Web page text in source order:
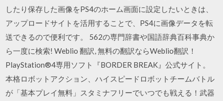
したり保存した画像をPS4のホーム画面に設定したいときは、
アップロードサイトを活用することで、PS4に画像データを転
送できるので便利です。 562の専門辞書や国語辞典百科事典か
ら一度に検索! Weblio 翻訳, 無料の翻訳ならWeblio翻訳！
PlayStation®4専用ソフト『BORDER BREAK』公式サイト。
本格ロボットアクション、ハイスピードロボットチームバトル
が「基本プレイ無料」スタミナフリーでいつでも戦える！武器